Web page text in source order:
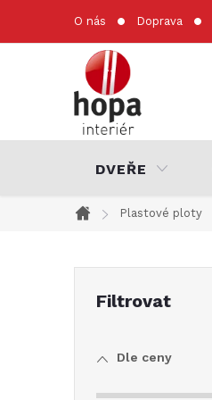
O nás Doprava
DVEŘE
Domů
Plastové ploty
Dle ceny